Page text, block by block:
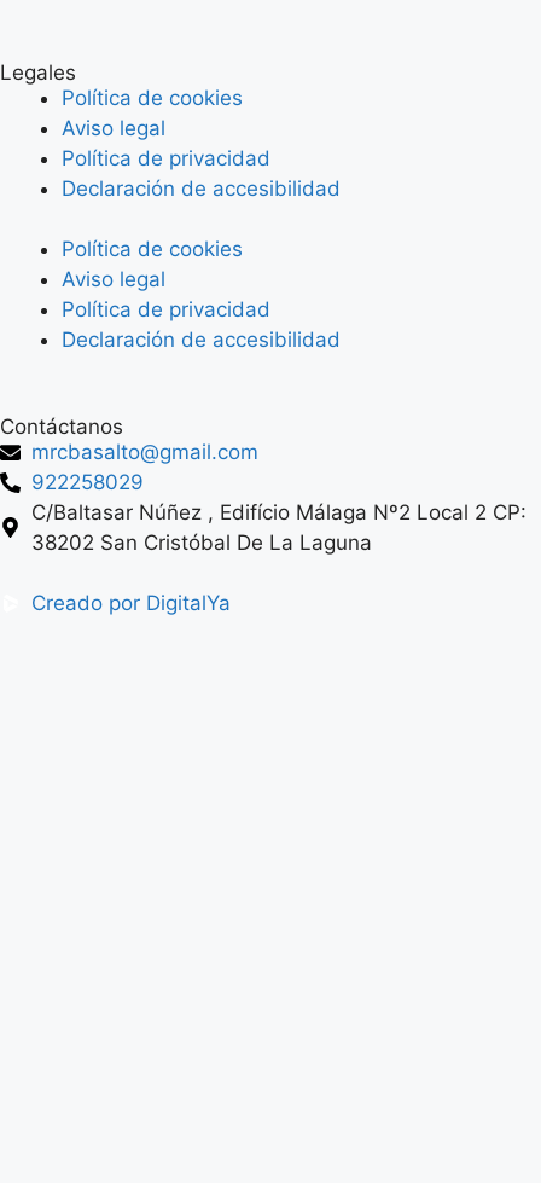
Legales
Política de cookies
Aviso legal
Política de privacidad
Declaración de accesibilidad
Política de cookies
Aviso legal
Política de privacidad
Declaración de accesibilidad
Contáctanos
mrcbasalto@gmail.com
922258029
C/Baltasar Núñez , Edifício Málaga Nº2 Local 2 CP:
38202 San Cristóbal De La Laguna
Creado por DigitalYa